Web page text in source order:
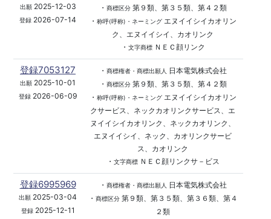
出願2025-12-03
登録 2026-07-14
・ 商標区分第９類、第３５類、第４２類
・ 称呼(呼称)・ネーミングエヌイイシイカオリン
ク、エヌイイシイ、カオリンク
・ 文字商標ＮＥＣ顔リンク
登録7053127
出願 2025-10-01
登録2026-06-09
・ 商標権者・商標出願人
日本電気株式会社
・ 商標区分第９類、第３５類、第４２類
・ 称呼(呼称)・ネーミングエヌイイシイカオリン
クサービス、ネックカオリンクサービス、エ
ヌイイシイカオリンク、ネックカオリンク、
エヌイイシイ、ネック、カオリンクサービ
ス、カオリンク
・ 文字商標ＮＥＣ顔リンクサ－ビス
登録6995969
出願 2025-03-04
登録2025-12-11
・ 商標権者・商標出願人
日本電気株式会社
・ 商標区分第９類、第３５類、第３６類、第４
２類